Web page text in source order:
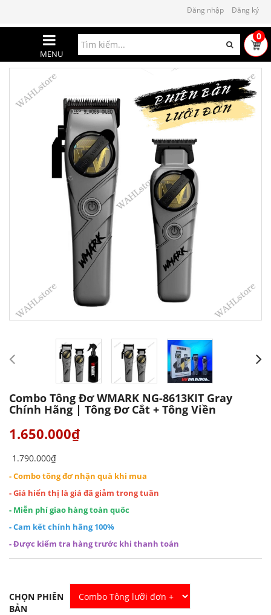
Đăng nhập Đăng ký
MENU
0
Combo Tông Đơ WMARK NG-8613KIT Gray
Chính Hãng | Tông Đơ Cắt + Tông Viền
1.650.000₫
1.790.000₫
- Combo tông đơ nhận quà khi mua
- Giá hiển thị là giá đã giảm trong tuần
- Miễn phí giao hàng toàn quốc
- Cam kết chính hãng 100%
- Được kiểm tra hàng trước khi thanh toán
CHỌN PHIÊN
BẢN